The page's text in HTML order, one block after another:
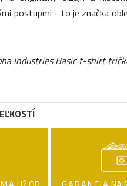
postupmi - to je značka
Industries Basic t-shirt